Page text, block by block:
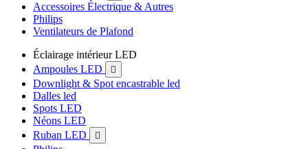
Accessoires Électrique & Autres
Philips
Ventilateurs de Plafond
Éclairage intérieur LED
Ampoules LED

Downlight & Spot encastrable led
Dalles led
Spots LED
Néons LED
Ruban LED
